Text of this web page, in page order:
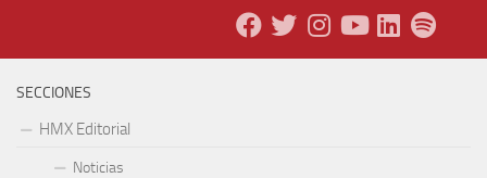
SECCIONES
HMX Editorial
Noticias